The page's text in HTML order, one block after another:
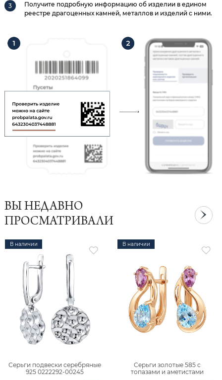
Получите подробную информацию об изделии в едином
реестре драгоценных камней, металлов и изделий с ними.
ВЫ НЕДАВНО
ПРОСМАТРИВАЛИ
В наличии
Серьги подвески серебряные
925 0222292-00245
В наличии
Серьги золотые 585 с
топазами и аметистами